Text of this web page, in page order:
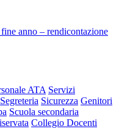
anno – rendicontazione
ATA Servizi
Segreteria Sicurezza Genitori
Scuola secondaria
Collegio Docenti